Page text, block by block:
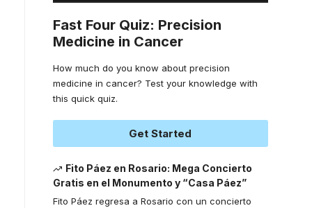
Fast Four Quiz: Precision
Medicine in Cancer
How much do you know about precision
medicine in cancer? Test your knowledge with
this quick quiz.
Get Started
Fito Páez en Rosario: Mega Concierto
Gratis en el Monumento y “Casa Páez”
Fito Páez regresa a Rosario con un concierto